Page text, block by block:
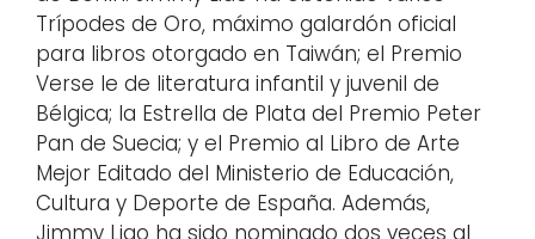
Trípodes de Oro, máximo galardón oficial
para libros otorgado en Taiwán; el Premio
Verse le de literatura infantil y juvenil de
Bélgica; la Estrella de Plata del Premio Peter
Pan de Suecia; y el Premio al Libro de Arte
Mejor Editado del Ministerio de Educación,
Cultura y Deporte de España. Además,
Jimmy Liao ha sido nominado dos veces al